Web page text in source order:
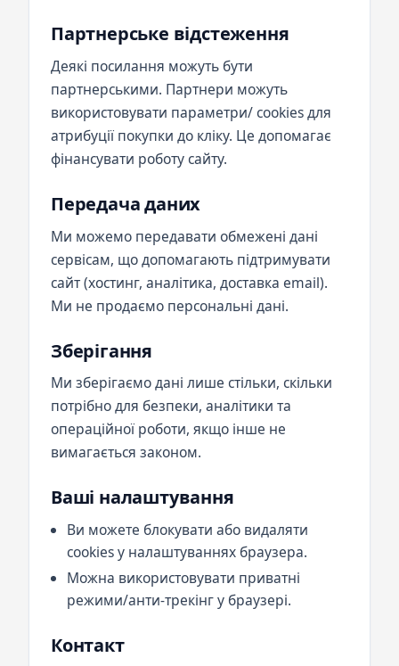
Партнерське відстеження
Деякі посилання можуть бути
партнерськими. Партнери можуть
використовувати параметри/ cookies для
атрибуції покупки до кліку. Це допомагає
фінансувати роботу сайту.
Передача даних
Ми можемо передавати обмежені дані
сервісам, що допомагають підтримувати
сайт (хостинг, аналітика, доставка email).
Ми не продаємо персональні дані.
Зберігання
Ми зберігаємо дані лише стільки, скільки
потрібно для безпеки, аналітики та
операційної роботи, якщо інше не
вимагається законом.
Ваші налаштування
Ви можете блокувати або видаляти
cookies у налаштуваннях браузера.
Можна використовувати приватні
режими/анти-трекінг у браузері.
Контакт